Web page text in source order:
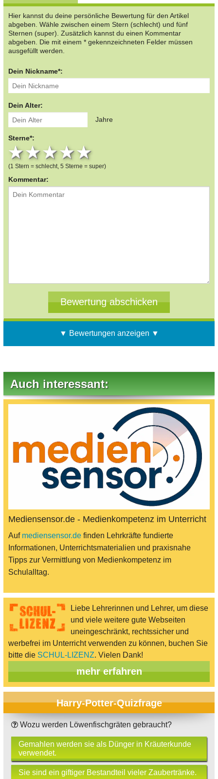
Hier kannst du deine persönliche Bewertung für den Artikel
abgeben. Wähle zwischen einem Stern (schlecht) und fünf
Sternen (super). Zusätzlich kannst du einen Kommentar
abgeben. Die mit einem * gekennzeichneten Felder müssen
ausgefüllt werden.
Dein Nickname*:
Dein Alter:
Jahre
Sterne*:
4 stars
3 stars
2 stars
1 star
(1 Stern = schlecht, 5 Sterne = super)
Kommentar:
▼ Bewertungen anzeigen ▼
Auch interessant:
Mediensensor.de - Medienkompetenz im Unterricht
Auf mediensensor.de finden Lehrkräfte fundierte
Informationen, Unterrichtsmaterialien und praxisnahe
Tipps zur Vermittlung von Medienkompetenz im
Schulalltag.
Liebe Lehrerinnen und Lehrer, um diese
und viele weitere gute Webseiten
uneingeschränkt, rechtssicher und
werbefrei im Unterricht verwenden zu können, buchen Sie
bitte die SCHUL-LIZENZ. Vielen Dank!
mehr erfahren
Harry-Potter-Quizfrage
Wozu werden Löwenfischgräten gebraucht?
Gemahlen werden sie als Dünger in Kräuterkunde
verwendet.
Sie sind ein giftiger Bestandteil vieler Zaubertränke.